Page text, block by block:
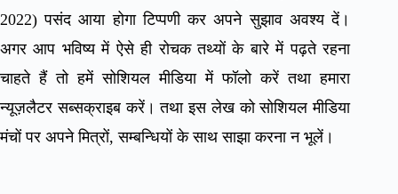
2022) पसंद आया होगा टिप्पणी कर अपने सुझाव अवश्य दें।
अगर आप भविष्य में ऐसे ही रोचक तथ्यों के बारे में पढ़ते रहना
चाहते हैं तो हमें सोशियल मीडिया में फॉलो करें तथा हमारा
न्यूज़लैटर सब्सक्राइब करें। तथा इस लेख को सोशियल मीडिया
मंचों पर अपने मित्रों, सम्बन्धियों के साथ साझा करना न भूलें।